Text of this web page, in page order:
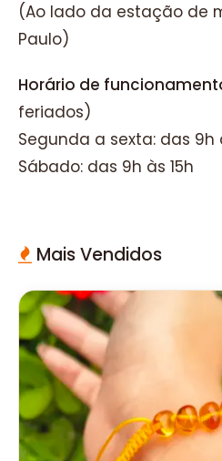
(Ao lado da estação de
Paulo)
Horário de
feriados)
Segunda a sexta: das 9h
Sábado: das 9h às 15h
Mais Vendidos